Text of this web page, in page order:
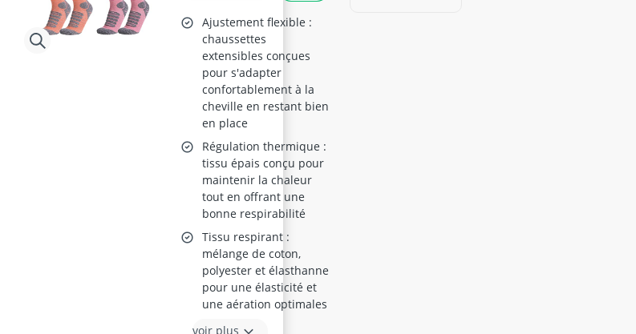
Ajustement flexible :
chaussettes
extensibles conçues
pour s'adapter
confortablement à la
cheville en restant bien
en place
Régulation thermique :
tissu épais conçu pour
maintenir la chaleur
tout en offrant une
bonne respirabilité
Tissu respirant :
mélange de coton,
polyester et élasthanne
pour une élasticité et
une aération optimales
voir plus